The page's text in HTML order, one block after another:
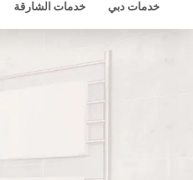
خدمات دبي خدمات الشارقة